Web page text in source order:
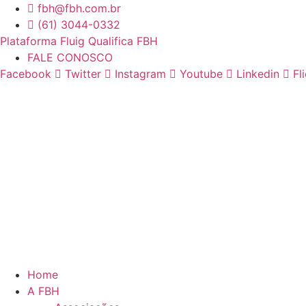
para
o
conteúdo
fbh@fbh.com.br
(61) 3044-0332
Plataforma Fluig Qualifica FBH
FALE CONOSCO
Facebook
Twitter Instagram Youtube Linkedin
Home
A FBH